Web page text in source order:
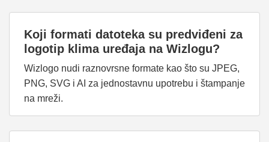
Koji formati datoteka su predviđeni za
logotip klima uređaja na Wizlogu?
Wizlogo nudi raznovrsne formate kao što su JPEG,
PNG, SVG i AI za jednostavnu upotrebu i štampanje
na mreži.